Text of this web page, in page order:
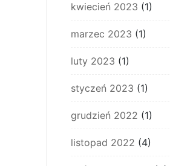
kwiecień 2023 (1)
marzec 2023 (1)
luty 2023 (1)
styczeń 2023 (1)
grudzień 2022 (1)
listopad 2022 (4)